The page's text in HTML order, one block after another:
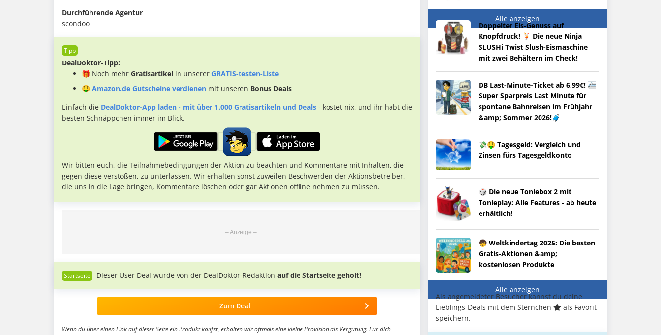
Durchführende Agentur
scondoo
DealDoktor-Tipp:
🎁 Noch mehr Gratisartikel in unserer GRATIS-testen-Liste
🤑 Amazon.de Gutscheine verdienen mit unseren Bonus Deals
Einfach die DealDoktor-App laden - mit über 1.000 Gratisartikeln und Deals - kostet nix, und ihr habt die
besten Schnäppchen immer im Blick.
Wir bitten euch, die Teilnahmebedingungen der Aktion zu beachten und Kommentare mit Inhalten, die
gegen diese verstoßen, zu unterlassen. Wir erhalten sonst zuweilen Beschwerden der Aktionsbetreiber,
die uns in die Lage bringen, Kommentare löschen oder gar Aktionen offline nehmen zu müssen.
Dieser User Deal wurde von der DealDoktor-Redaktion auf die Startseite geholt!
Zum Deal
Wenn du über einen Link auf dieser Seite ein Produkt kaufst, erhalten wir oftmals eine kleine Provision als Vergütung. Für dich
Alle anzeigen
Doppelter Eis-Genuss auf
Knopfdruck! 🍹 Die neue Ninja
SLUSHi Twist Slush-Eismaschine
mit zwei Behältern im Check!
DB Last-Minute-Ticket ab 6,99€! 🚈
Super Sparpreis Last Minute für
spontane Bahnreisen im Frühjahr
&amp; Sommer 2026!🧳
💸🤑 Tagesgeld: Vergleich und
Zinsen fürs Tagesgeldkonto
🎲 Die neue Toniebox 2 mit
Tonieplay: Alle Features - ab heute
erhältlich!
🧒 Weltkindertag 2025: Die besten
Gratis-Aktionen &amp;
kostenlosen Produkte
Alle anzeigen
Als angemeldeter Besucher kannst du deine
Lieblings-Deals mit dem Sternchen
als Favorit
speichern.